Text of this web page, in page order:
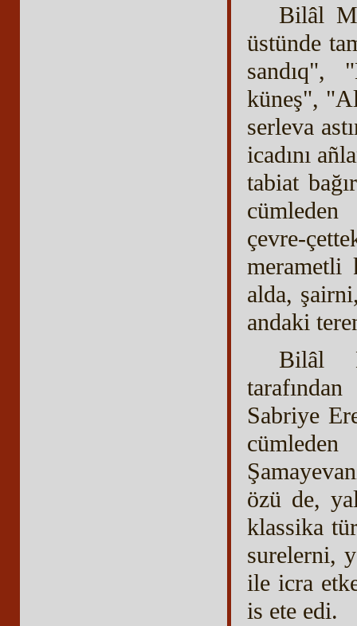
Bilâl
üstünde
sandıq",
küneş",
serleva
icadını
tabiat
çevre-
merametli
alda,
andaki
Bilâl
Sabriye
özü de,
klassika
surelerni,
ile icra
is ete edi.